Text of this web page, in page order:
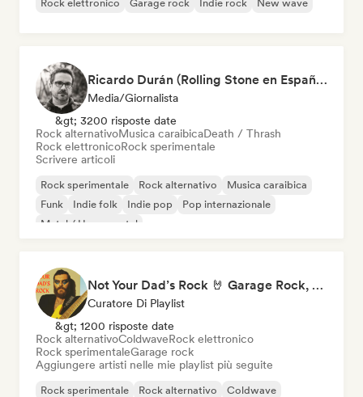
Rock elettronico
Garage rock Indie rock New wave
Ricardo Durán (Rolling Stone en Español-Editor-in-chief)
Media/Giornalista
&gt; 3200 risposte date
Rock alternativoMusica caraibicaDeath / Thrash
Rock elettronicoRock sperimentale
Scrivere articoli
Rock sperimentale Rock alternativo
Musica caraibica
Funk
Indie folk Indie pop
Pop internazionale
Metal / Heavy metal
Not Your Dad’s Rock 🤘 Garage Rock, Alt-Rock & Indie Anthems
Curatore Di Playlist
&gt; 1200 risposte date
Rock alternativoColdwaveRock elettronico
Rock sperimentaleGarage rock
Aggiungere artisti nelle mie playlist più seguite
Rock sperimentale Rock alternativo
Coldwave